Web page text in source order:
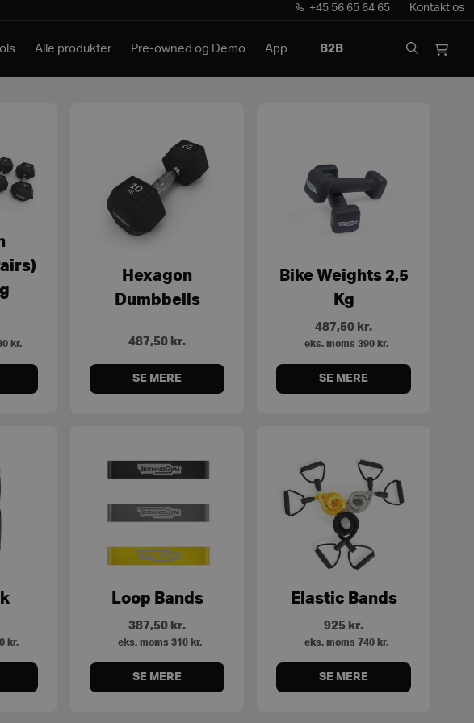
+45 56 65 64 65 Kontakt os
Alle produkter Pre-owned og Demo App B2B
kr.
Hexagon
Dumbbells
487,50 kr.
SE MERE
Bike Weights 2,5
Kg
487,50 kr.
eks. moms 390 kr.
SE MERE
kr.
Loop Bands
387,50 kr.
eks. moms 310 kr.
SE MERE
Elastic Bands
925 kr.
eks. moms 740 kr.
SE MERE